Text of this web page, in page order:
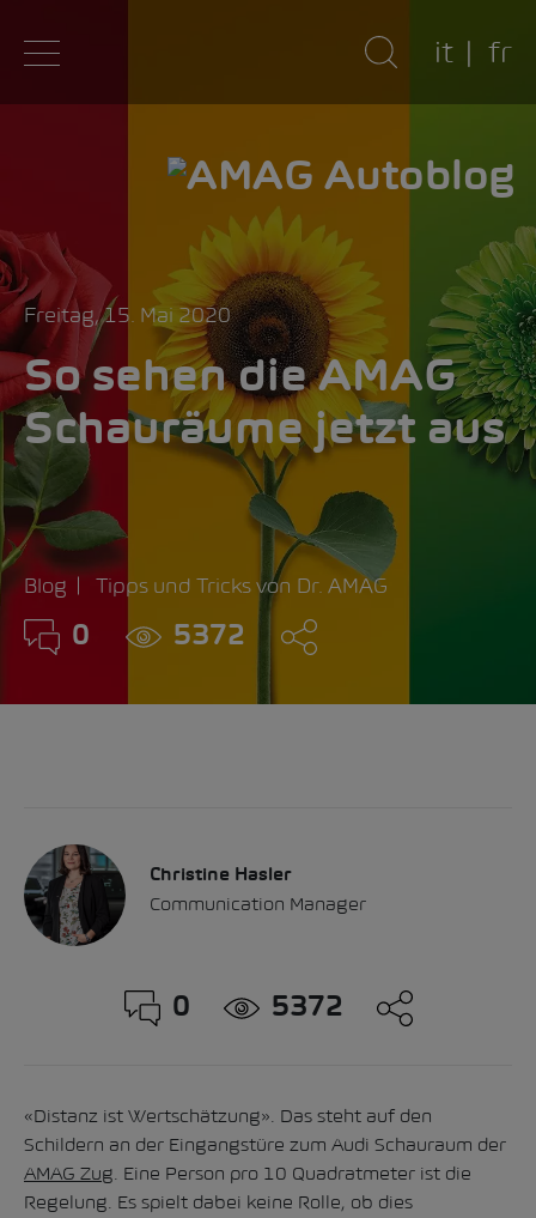
it fr
Freitag, 15. Mai 2020
So sehen die AMAG
Schauräume jetzt aus
Blog Tipps und Tricks von Dr. AMAG
0 5372
Christine Hasler
Communication Manager
0 5372
«Distanz ist Wertschätzung». Das steht auf den
Schildern an der Eingangstüre zum Audi Schauraum der
AMAG Zug . Eine Person pro 10 Quadratmeter ist die
Regelung. Es spielt dabei keine Rolle, ob dies